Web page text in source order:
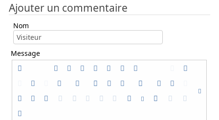
Ajouter un commentaire
Nom
Message